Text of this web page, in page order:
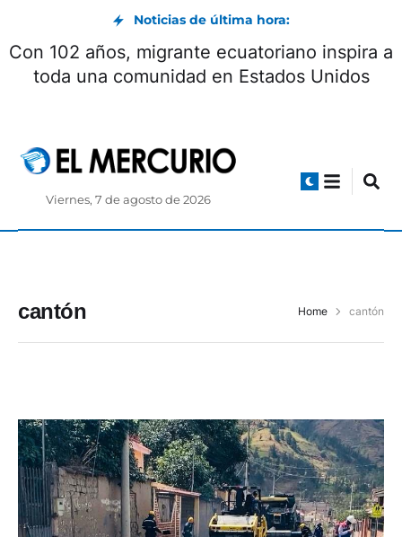
Noticias de última hora:
Con 102 años, migrante ecuatoriano inspira a
toda una comunidad en Estados Unidos
Viernes, 7 de agosto de 2026
cantón Home cantón